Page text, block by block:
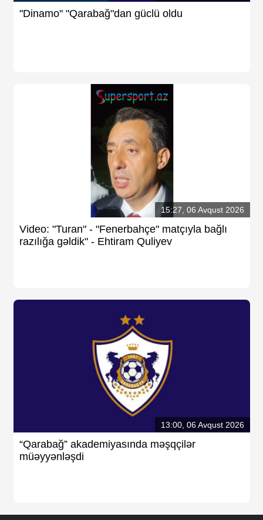
"Dinamo" "Qarabağ"dan güclü oldu
15:27, 06 Avqust 2026
Video: "Turan" - "Fenerbahçe" matçıyla bağlı
razılığa gəldik" - Ehtiram Quliyev
13:00, 06 Avqust 2026
“Qarabağ” akademiyasında məşqçilər
müəyyənləşdi